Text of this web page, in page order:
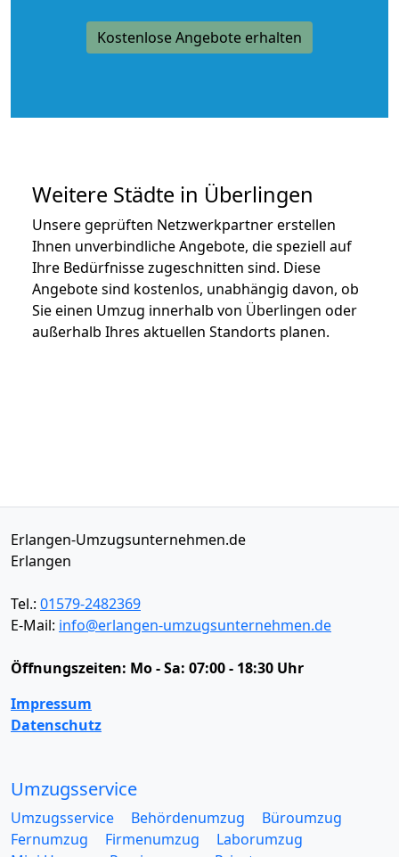
Kostenlose Angebote erhalten
Weitere Städte in Überlingen
Unsere geprüften Netzwerkpartner erstellen
Ihnen unverbindliche Angebote, die speziell auf
Ihre Bedürfnisse zugeschnitten sind. Diese
Angebote sind kostenlos, unabhängig davon, ob
Sie einen Umzug innerhalb von Überlingen oder
außerhalb Ihres aktuellen Standorts planen.
Erlangen-Umzugsunternehmen.de
Erlangen
Tel.: 01579-2482369
E-Mail: info@erlangen-umzugsunternehmen.de
Öffnungszeiten: Mo - Sa: 07:00 - 18:30 Uhr
Impressum
Datenschutz
Umzugsservice
Umzugsservice Behördenumzug
Büroumzug
Fernumzug
Firmenumzug
Laborumzug